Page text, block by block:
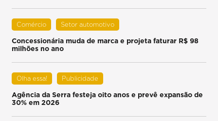
Comércio Setor automotivo
Concessionária muda de marca e projeta faturar R$ 98
milhões no ano
Olha essa! Publicidade
Agência da Serra festeja oito anos e prevê expansão de
30% em 2026